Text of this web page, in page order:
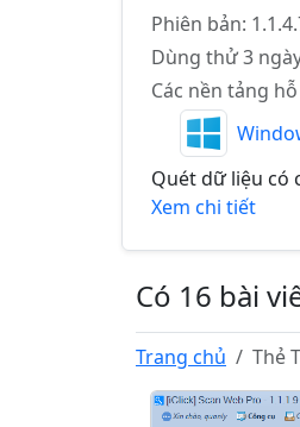
Phiên bản:
Dùng thử 3
Các nền tảng
Quét dữ liệu có
Xem chi tiết
Có 16 bài
Trang chủ Thẻ